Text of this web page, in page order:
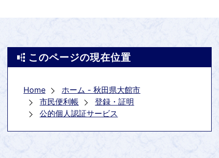
このページの現在位置
Home
ホーム - 秋田県大館市
市民便利帳
登録・証明
公的個人認証サービス